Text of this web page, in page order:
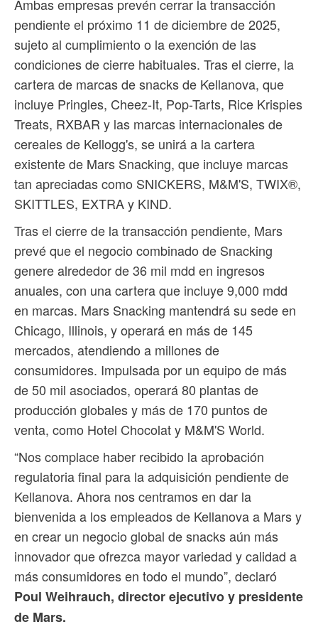
Ambas empresas prevén cerrar la transacción
pendiente el próximo 11 de diciembre de 2025,
sujeto al cumplimiento o la exención de las
condiciones de cierre habituales. Tras el cierre, la
cartera de marcas de snacks de Kellanova, que
incluye Pringles, Cheez-It, Pop-Tarts, Rice Krispies
Treats, RXBAR y las marcas internacionales de
cereales de Kellogg's, se unirá a la cartera
existente de Mars Snacking, que incluye marcas
tan apreciadas como SNICKERS, M&M'S, TWIX®,
SKITTLES, EXTRA y KIND.
Tras el cierre de la transacción pendiente, Mars
prevé que el negocio combinado de Snacking
genere alrededor de 36 mil mdd en ingresos
anuales, con una cartera que incluye 9,000 mdd
en marcas. Mars Snacking mantendrá su sede en
Chicago, Illinois, y operará en más de 145
mercados, atendiendo a millones de
consumidores. Impulsada por un equipo de más
de 50 mil asociados, operará 80 plantas de
producción globales y más de 170 puntos de
venta, como Hotel Chocolat y M&M'S World.
“Nos complace haber recibido la aprobación
regulatoria final para la adquisición pendiente de
Kellanova. Ahora nos centramos en dar la
bienvenida a los empleados de Kellanova a Mars y
en crear un negocio global de snacks aún más
innovador que ofrezca mayor variedad y calidad a
más consumidores en todo el mundo”, declaró
Poul Weihrauch, director ejecutivo y presidente
de Mars.